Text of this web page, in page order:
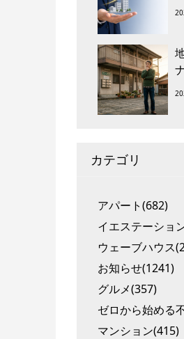
カテゴリ
アパート(682)
イエステーショ
ウェーブハウス
お知らせ(1241)
グルメ(357)
ゼロから始める
マンション(415)